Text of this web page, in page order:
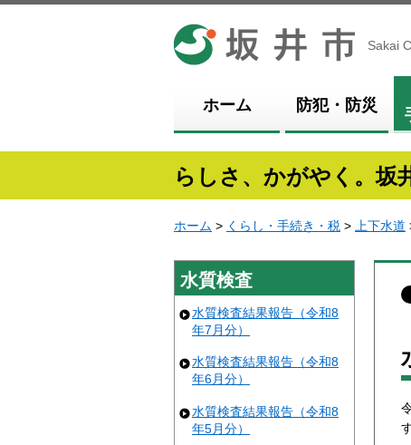
坂井市
Sakai
ホーム 防犯・防災
らしさ、かがやく。坂
ホーム > くらし・手続き・税 > 上下水道
水質検査
水質検査結果報告（令和8
年7月分）
水質検査結果報告（令和8
年6月分）
水質検査結果報告（令和8
年5月分）